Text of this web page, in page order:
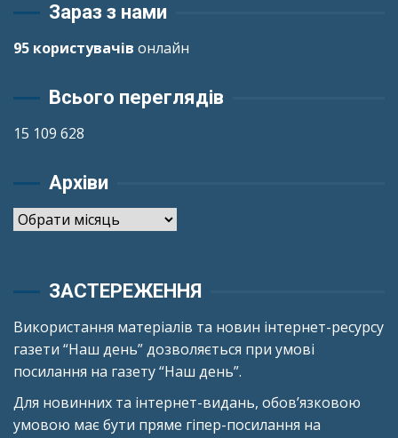
Зараз з нами
95 користувачів онлайн
Всього переглядів
15 109 628
Архіви
Архіви
ЗАСТЕРЕЖЕННЯ
Використання матеріалів та новин інтернет-ресурсу
газети “Наш день” дозволяється при умові
посилання на газету “Наш день”.
Для новинних та інтернет-видань, обов’язковою
умовою має бути пряме гіпер-посилання на